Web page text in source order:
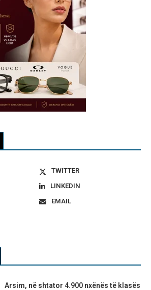
TWITTER
LINKEDIN
EMAIL
Arsim, në shtator 4.900 nxënës të klasës